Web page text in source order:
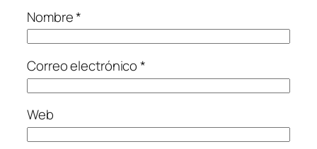
Nombre*
Correo electrónico*
Web